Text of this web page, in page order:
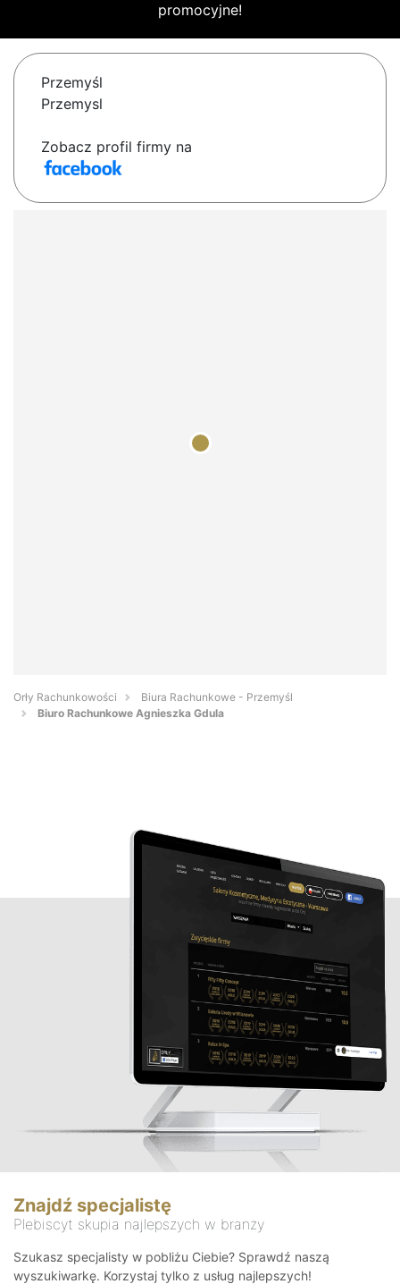
promocyjne!
Przemyśl
Przemysl
Zobacz profil firmy na
Orły Rachunkowości
Biura Rachunkowe - Przemyśl
Biuro Rachunkowe Agnieszka Gdula
Znajdź specjalistę
Plebiscyt skupia najlepszych w branży
Szukasz specjalisty w pobliżu Ciebie? Sprawdź naszą
wyszukiwarkę. Korzystaj tylko z usług najlepszych!